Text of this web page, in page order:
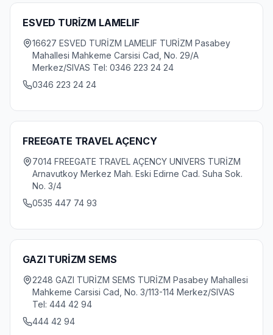
ESVED TURİZM LAMELIF
16627 ESVED TURİZM LAMELIF TURİZM Pasabey
Mahallesi Mahkeme Carsisi Cad, No. 29/A
Merkez/SIVAS Tel: 0346 223 24 24
0346 223 24 24
FREEGATE TRAVEL AÇENCY
7014 FREEGATE TRAVEL AÇENCY UNIVERS TURİZM
Arnavutkoy Merkez Mah. Eski Edirne Cad. Suha Sok.
No. 3/4
0535 447 74 93
GAZI TURİZM SEMS
2248 GAZI TURİZM SEMS TURİZM Pasabey Mahallesi
Mahkeme Carsisi Cad, No. 3/113-114 Merkez/SIVAS
Tel: 444 42 94
444 42 94